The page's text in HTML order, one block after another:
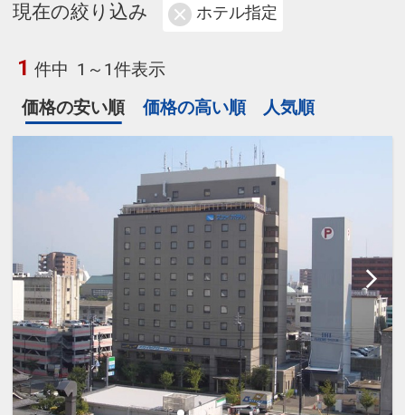
現在の絞り込み ホテル指定
1 件中 1～1件表示
価格の安い順
価格の高い順 人気順